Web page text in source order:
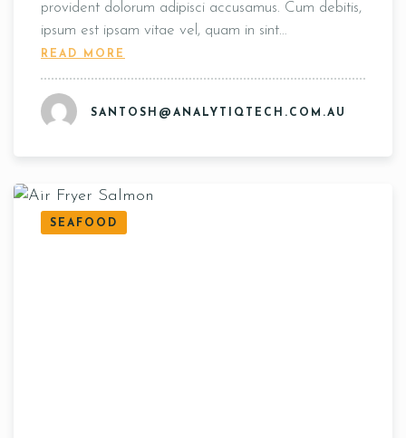
provident dolorum adipisci accusamus. Cum debitis,
ipsum est ipsam vitae vel, quam in sint…
READ MORE
SANTOSH@ANALYTIQTECH.COM.AU
SEAFOOD